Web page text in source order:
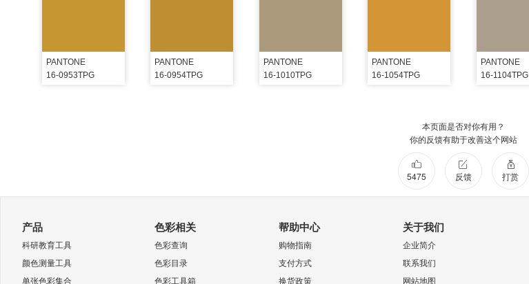
PANTONE
16-0953TPG
PANTONE
16-0954TPG
PANTONE
16-1010TPG
PANTONE
16-1054TPG
PANTONE
16-1104TPG
本页面是否对你有用？
你的反馈有助于改善这个网站
5475 反馈 打赏
产品
科研教育工具
颜色测量工具
单张色彩集合
色彩相关
色彩查询
色彩目录
色彩工具箱
帮助中心
购物指南
支付方式
换货政策
关于我们
企业简介
联系我们
网站地图